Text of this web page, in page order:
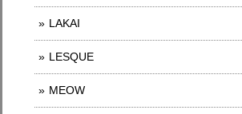
LAKAI
LESQUE
MEOW